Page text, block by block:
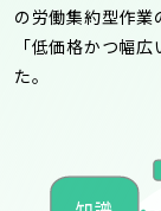
の労働集約型作業
「低価格かつ幅
た。